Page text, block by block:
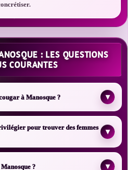
: LES QUESTIONS
COURANTES
à Manosque ? ▾
pour trouver des femmes
▾
? ▾